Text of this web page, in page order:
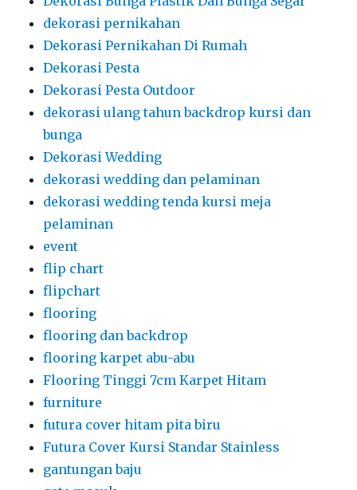
dekorasi pernikahan
Dekorasi Pernikahan Di Rumah
Dekorasi Pesta
Dekorasi Pesta Outdoor
dekorasi ulang tahun backdrop kursi dan
bunga
Dekorasi Wedding
dekorasi wedding dan pelaminan
dekorasi wedding tenda kursi meja
pelaminan
event
flip chart
flipchart
flooring
flooring dan backdrop
flooring karpet abu-abu
Flooring Tinggi 7cm Karpet Hitam
furniture
futura cover hitam pita biru
Futura Cover Kursi Standar Stainless
gantungan baju